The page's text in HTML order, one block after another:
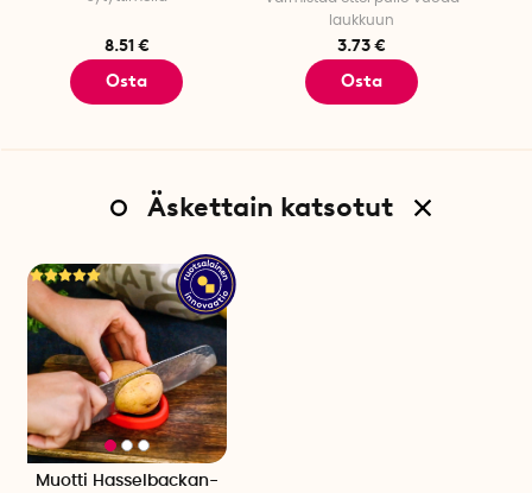
8.51 €
Osta
laukkuun
3.73 €
Osta
Äskettain katsotut
Muotti Hasselbackan-